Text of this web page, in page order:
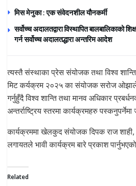
मिस मेनुका : एक संवेदनशील यौनकर्मी
सर्वोच्च अदालतद्वारा विस्थापित बालबालिकाको
गर्न सर्वोच्च अदालतद्धारा अन्तरिम आदेश
त्यस्तै संस्थाका प्रेस संयोजक तथा विश्व
मिट कर्यक्रम २०२५ का संयोजक सरोज ओझाले
गर्नुहुँदै विश्व शान्ति तथा मानव अधिकार
अन्तर्राष्ट्रिय स्तरमा कार्यक्रमहरु
कार्यक्रममा खेलकुद संयोजक दिपक राज
लगायतले भावी कार्यक्रम बारे प्रकाश
Related